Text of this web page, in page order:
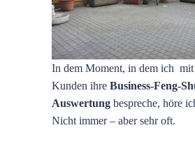
In dem Moment, in dem ich mit
Kunden ihre Business-Feng-
Auswertung bespreche, höre
Nicht immer – aber sehr oft.